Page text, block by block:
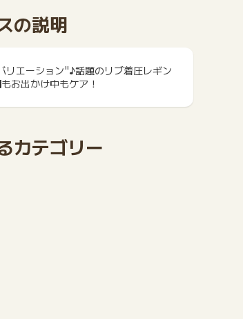
の説明
リエーション"♪話題のリブ着圧レギン
お出かけ中もケア！
カテゴリー